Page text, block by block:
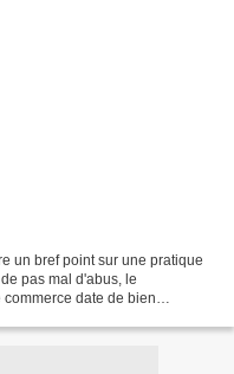
un bref point sur une pratique
pas mal d'abus, le
commerce date de bien